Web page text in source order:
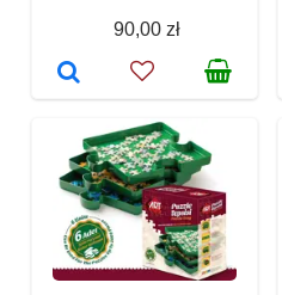
90,00 zł